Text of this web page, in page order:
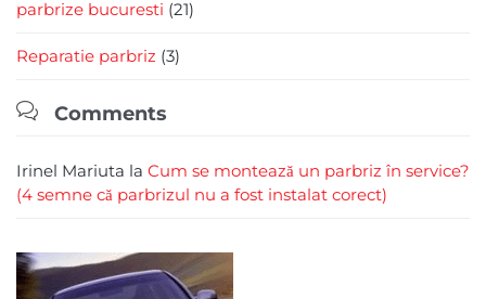
parbrize bucuresti (21)
Reparatie parbriz (3)
 Comments
Irinel Mariuta la Cum se montează un parbriz în service?
(4 semne că parbrizul nu a fost instalat corect)